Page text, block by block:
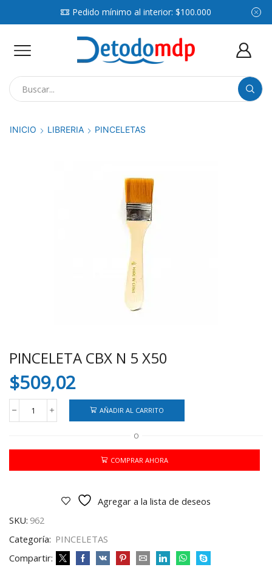
Pedido mínimo al interior: $100.000
INICIO LIBRERIA PINCELETAS
PINCELETA CBX N 5 X50
$509,02
PINCELETA
CBX
5
cantidad
AÑADIR AL CARRITO
O
COMPRAR AHORA
Agregar a la lista de deseos
SKU: 962
Categoría: PINCELETAS
Compartir: